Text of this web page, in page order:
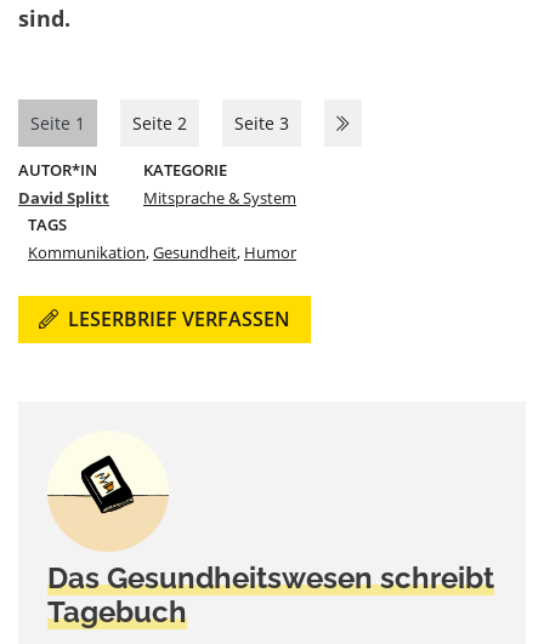
sind.
Seite 1 Seite 2 Seite 3
AUTOR*IN
David Splitt
KATEGORIE
Mitsprache & System
TAGS
Kommunikation,Gesundheit, Humor
LESERBRIEF VERFASSEN
Das Gesundheitswesen schreibt
Tagebuch